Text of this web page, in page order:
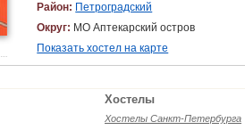
Район: Петроградский
Округ: МО Аптекарский остров
Показать хостел на карте
Хостелы
Хостелы Санкт-Петербурга